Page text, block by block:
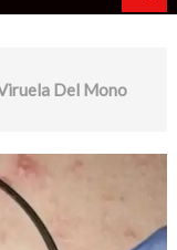
Del Mono